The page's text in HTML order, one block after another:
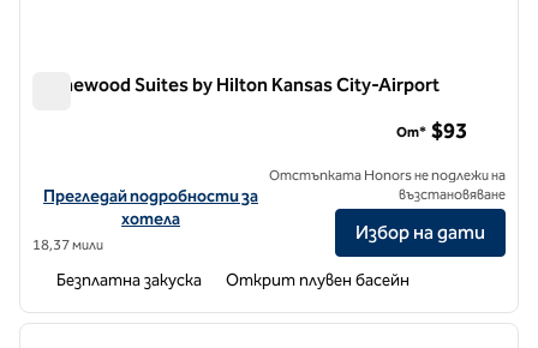
Homewood Suites by Hilton Kansas City-Airport
Вижте подробности за хотела за Homewood Suites by Hilton
Прегледай подробности за
хотела
18,37 мили
От* $93
Отстъпката Honors не подлежи на
възстановяване
Избор на дати
Безплатна закуска Открит плувен басейн
1 от 12